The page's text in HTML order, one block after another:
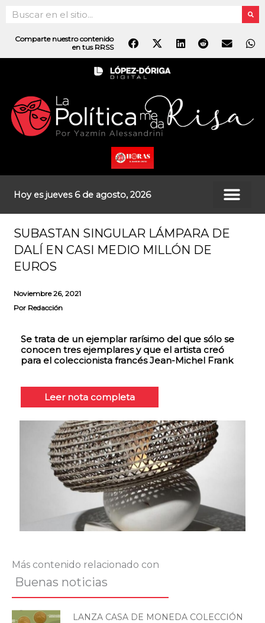
contenido
Search
Comparte nuestro contenido
en tus RRSS
Hoy es jueves 6 de agosto, 2026
SUBASTAN SINGULAR LÁMPARA DE
DALÍ EN CASI MEDIO MILLÓN DE
EUROS
Noviembre 26, 2021
Por Redacción
Se trata de un ejemplar rarísimo del que sólo se
conocen tres ejemplares y que el artista creó
para el coleccionista francés Jean-Michel Frank
Leer nota completa
Más contenido relacionado con
Buenas noticias
LANZA CASA DE MONEDA COLECCIÓN